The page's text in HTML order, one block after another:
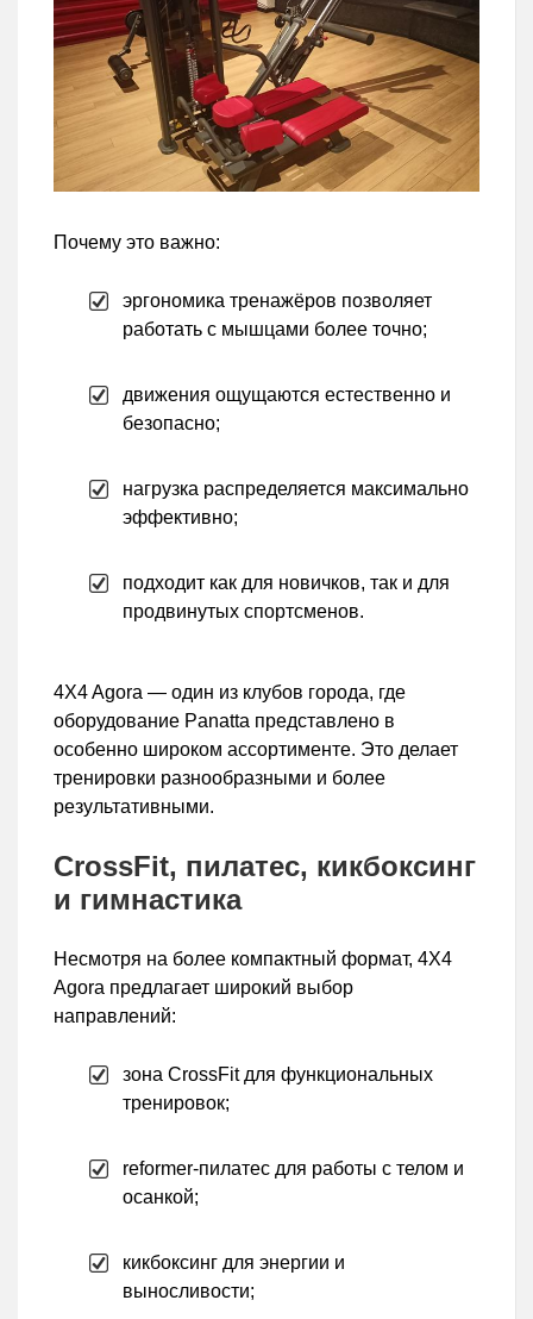
Почему это важно:
эргономика тренажёров позволяет
работать с мышцами более точно;
движения ощущаются естественно и
безопасно;
нагрузка распределяется максимально
эффективно;
подходит как для новичков, так и для
продвинутых спортсменов.
4X4 Agora — один из клубов города, где
оборудование Panatta представлено в
особенно широком ассортименте. Это делает
тренировки разнообразными и более
результативными.
CrossFit, пилатес, кикбоксинг
и гимнастика
Несмотря на более компактный формат, 4X4
Agora предлагает широкий выбор
направлений:
зона CrossFit для функциональных
тренировок;
reformer-пилатес для работы с телом и
осанкой;
кикбоксинг для энергии и
выносливости;